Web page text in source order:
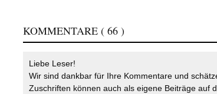
KOMMENTARE ( 66 )
Liebe Leser!
Wir sind dankbar für Ihre Kommentare und
Zuschriften können auch als eigene Beiträge auf